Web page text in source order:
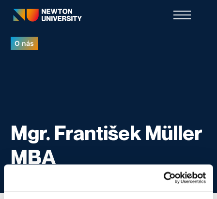
O nás
Mgr. František Müller
MBA